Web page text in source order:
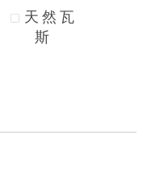
天 然 瓦
斯